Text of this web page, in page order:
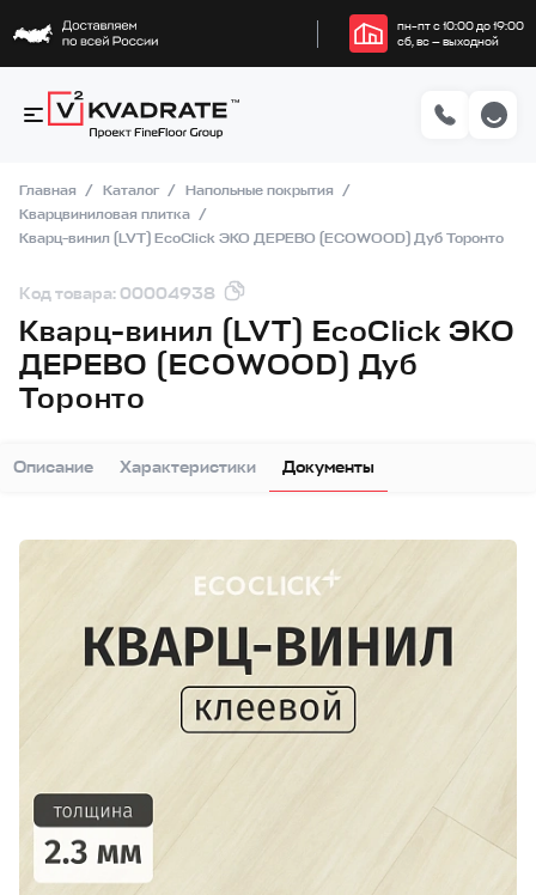
пн–пт с 10:00 до 19:00
сб, вс — выходной
Главная Каталог
Напольные покрытия
Кварцвиниловая плитка
Кварц-винил (LVT) EcoClick ЭКО ДЕРЕВО (ECOWOOD) Дуб Торонто
Код товара: 00004938
Кварц-винил (LVT) EcoClick ЭКО
ДЕРЕВО (ECOWOOD) Дуб
Торонто
Описание Характеристики Документы